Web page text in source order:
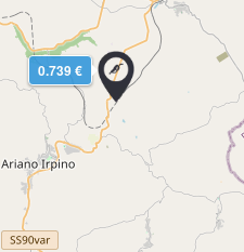
0.739 €